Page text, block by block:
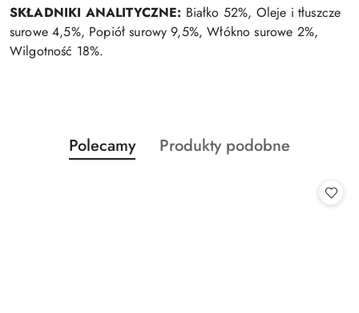
SKŁADNIKI ANALITYCZNE: Białko 52%, Oleje i tłuszcze
surowe 4,5%, Popiół surowy 9,5%, Włókno surowe 2%,
Wilgotność 18%.
Pomiń karuzelę produktów
Produkty
o
Polecamy
Produkty
Produkty podobne